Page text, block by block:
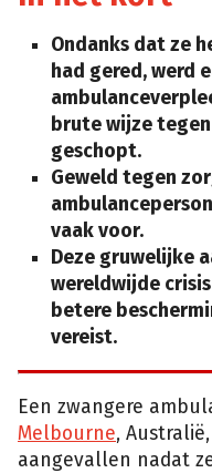
Ondanks dat ze
had gered, werd
brute wijze
geschopt.
Geweld tegen
vaak voor.
Deze gruwelijke
wereldwijde
betere
vereist.
Een zwangere
Melbourne,
aangevallen nadat